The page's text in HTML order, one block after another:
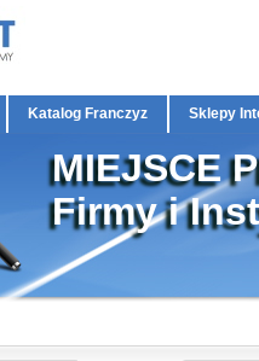
Katalog Franczyz Sklepy
MIEJSCE
Firmy i